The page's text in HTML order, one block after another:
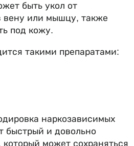
быть укол от
вену или мышцу, также
под кожу.
такими препаратами:
наркозависимых
быстрый и довольно
может сохраняться